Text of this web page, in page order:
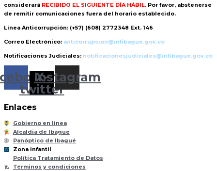
considerará RECIBIDO EL SIGUIENTE DÍA HÁBIL. Por favor, abstenerse
de remitir comunicaciones fuera del horario establecido.
Línea Anticorrupción: (+57) (608) 2772348 Ext. 146
Correo Electrónico: anticorrupcion@infibague.gov.co
Notificaciones Judiciales: notificacionesjudiciales@infibague.gov.co
X-
twitter
Instagram
Enlaces
Gobierno en linea
Alcaldia de Ibague
Panóptico de Ibagué
til
Zona infantil
Política Tratamiento de Datos
Términos y condiciones